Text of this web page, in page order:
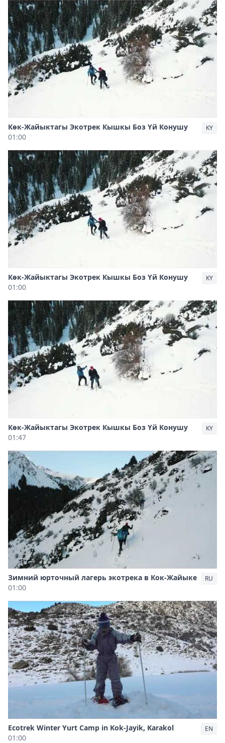
Көк-Жайыктагы Экотрек Кышкы Боз Үй Конушу
01:00
KY
Көк-Жайыктагы Экотрек Кышкы Боз Үй Конушу
01:00
KY
Көк-Жайыктагы Экотрек Кышкы Боз Үй Конушу
01:47
KY
Зимний юрточный лагерь экотрека в Кок-Жайыке
01:00
RU
Ecotrek Winter Yurt Camp in Kok-Jayik, Karakol
01:00
EN